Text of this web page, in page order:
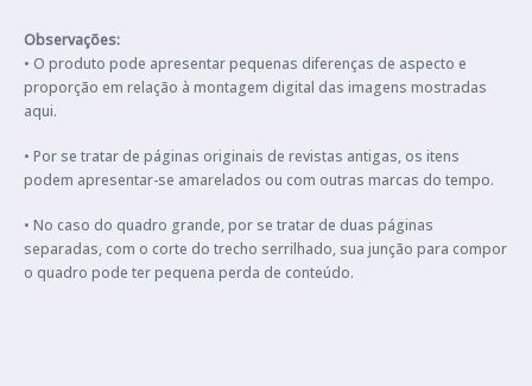
Observações:
• O produto pode apresentar pequenas diferenças de aspecto e
proporção em relação à montagem digital das imagens mostradas
aqui.
• Por se tratar de páginas originais de revistas antigas, os itens
podem apresentar-se amarelados ou com outras marcas do tempo.
• No caso do quadro grande, por se tratar de duas páginas
separadas, com o corte do trecho serrilhado, sua junção para compor
o quadro pode ter pequena perda de conteúdo.